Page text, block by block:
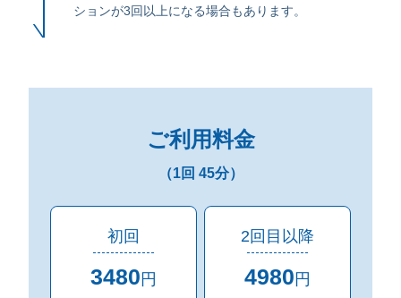
ションが3回以上になる場合もあります。
ご利用料金
（1回 45分）
初回
3480円
2回目以降
4980円